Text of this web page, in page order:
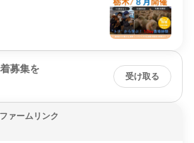
募集を
受け取る
ァームリンク